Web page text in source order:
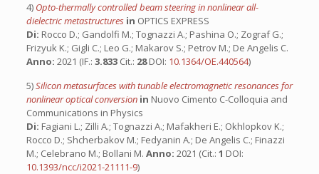
4) Opto-thermally controlled beam steering in nonlinear all-
dielectric metastructures in OPTICS EXPRESS
Di: Rocco D.; Gandolfi M.; Tognazzi A.; Pashina O.; Zograf G.;
Frizyuk K.; Gigli C.; Leo G.; Makarov S.; Petrov M.; De Angelis C.
Anno: 2021 (IF.: 3.833 Cit.: 28DOI: 10.1364/OE.440564)
5)Silicon metasurfaces with tunable electromagnetic resonances for
nonlinear optical conversion in Nuovo Cimento C-Colloquia and
Communications in Physics
Di: Fagiani L.; Zilli A.; Tognazzi A.; Mafakheri E.; Okhlopkov K.;
Rocco D.; Shcherbakov M.; Fedyanin A.; De Angelis C.; Finazzi
M.; Celebrano M.; Bollani M. Anno: 2021 (Cit.: 1 DOI:
10.1393/ncc/i2021-21111-9)